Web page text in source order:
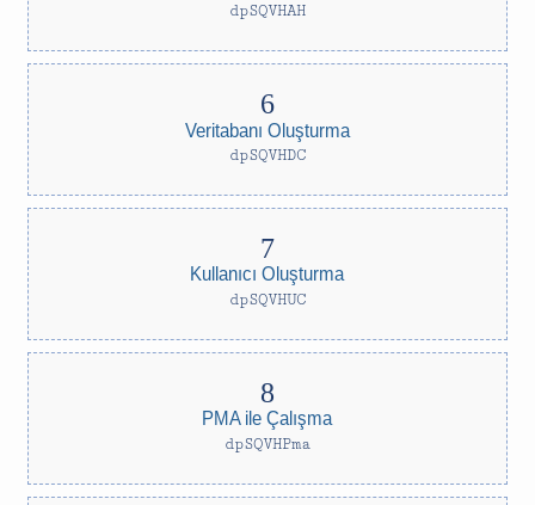
dpSQVHAH
Veritabanı Oluşturma
dpSQVHDC
Kullanıcı Oluşturma
dpSQVHUC
PMA ile Çalışma
dpSQVHPma